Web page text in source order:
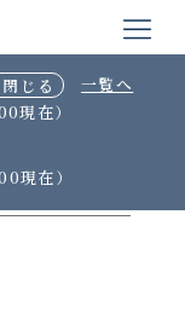
一覧へ
現在）
現在）